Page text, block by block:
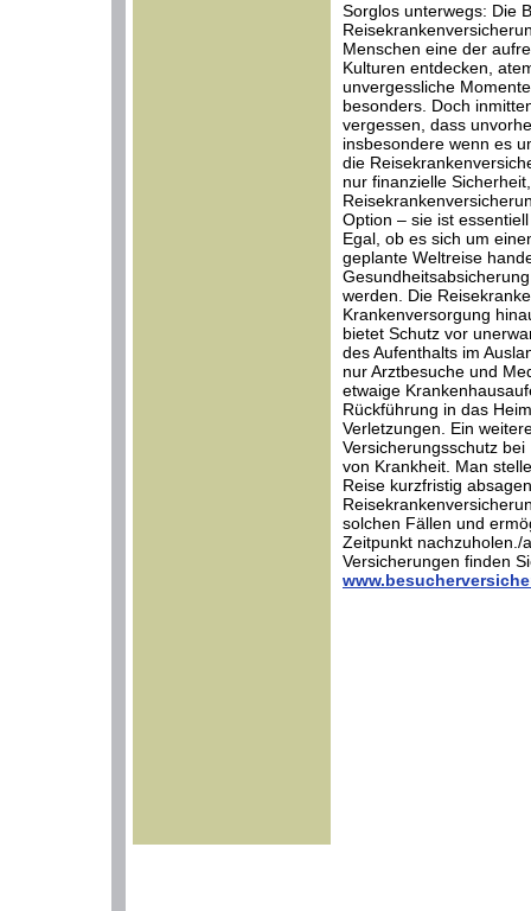
Sorglos unterwegs: Die
Menschen eine der
Kulturen entdecken,
unvergessliche
besonders. Doch
vergessen, dass
insbesondere wenn es
die
nur finanzielle
Option – sie ist
Egal, ob es sich um
geplante Weltreise
werden. Die
Krankenversorgung
bietet Schutz vor
des Aufenthalts im
nur Arztbesuche und
etwaige
Rückführung in das
Verletzungen. Ein
Versicherungsschutz
von Krankheit. Man
Reise kurzfristig
solchen Fällen und
Zeitpunkt nachzuholen./
Versicherungen finden